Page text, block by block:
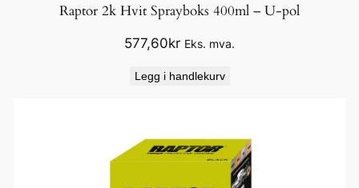
Raptor 2k Hvit Sprayboks 400ml – U-pol
577,60kr Eks. mva.
Legg i handlekurv